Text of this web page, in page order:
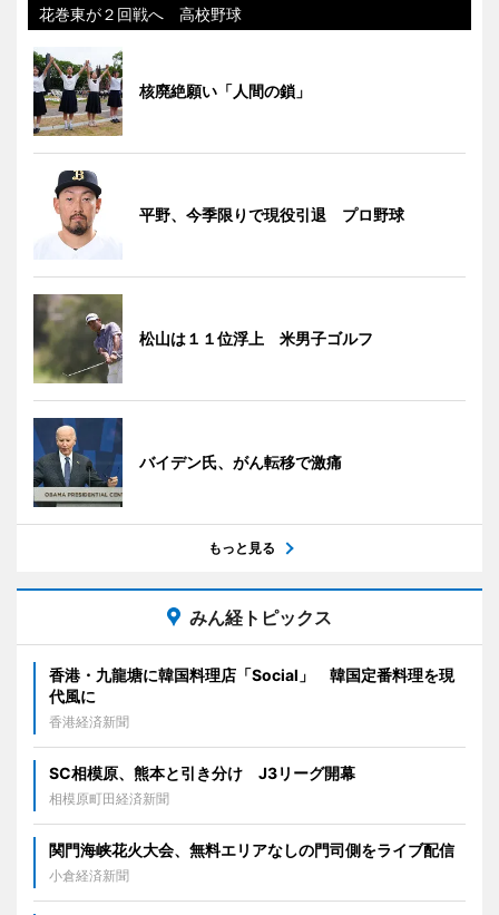
花巻東が２回戦へ 高校野球
核廃絶願い「人間の鎖」
平野、今季限りで現役引退 プロ野球
松山は１１位浮上 米男子ゴルフ
バイデン氏、がん転移で激痛
もっと見る
みん経トピックス
香港・九龍塘に韓国料理店「Social」 韓国定番料理を現
代風に
香港経済新聞
SC相模原、熊本と引き分け J3リーグ開幕
相模原町田経済新聞
関門海峡花火大会、無料エリアなしの門司側をライブ配信
小倉経済新聞